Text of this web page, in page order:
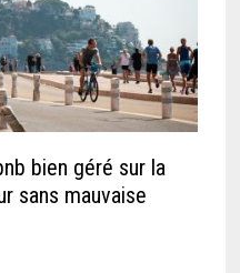
bien géré sur la
sans mauvaise